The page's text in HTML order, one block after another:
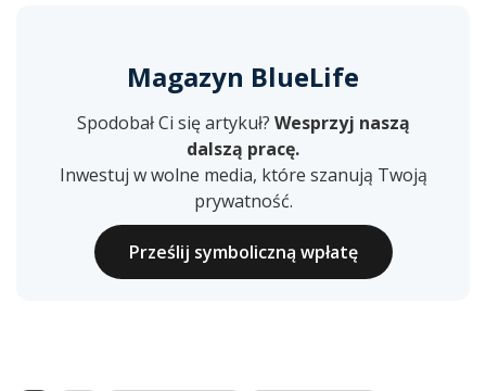
Magazyn BlueLife
Spodobał Ci się artykuł? Wesprzyj naszą
dalszą pracę.
Inwestuj w wolne media, które szanują Twoją
prywatność.
Prześlij symboliczną wpłatę